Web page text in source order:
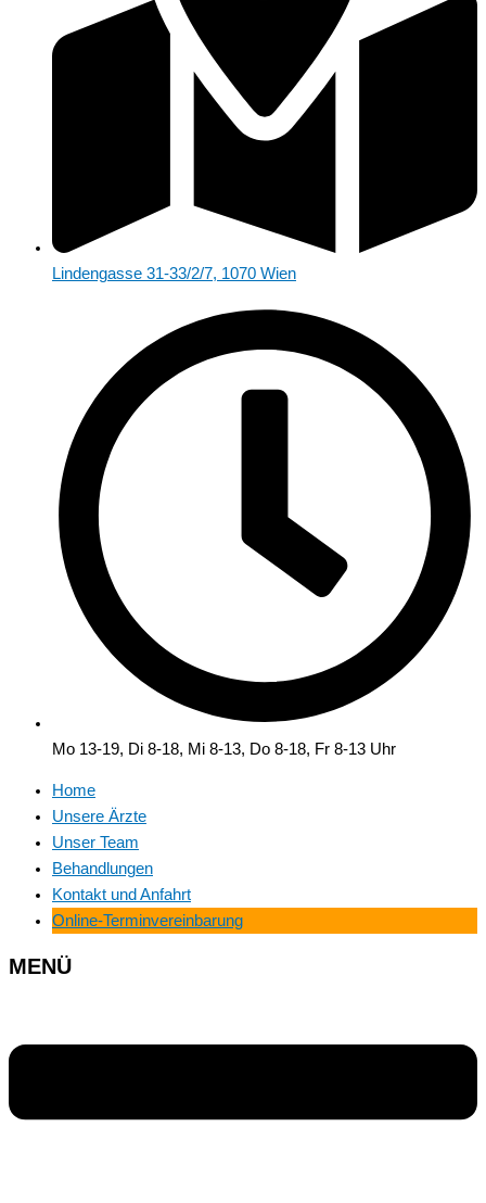
Lindengasse 31-33/2/7, 1070 Wien
Mo 13-19, Di 8-18, Mi 8-13, Do 8-18, Fr 8-13 Uhr
Home
Unsere Ärzte
Unser Team
Behandlungen
Kontakt und Anfahrt
Online-Terminvereinbarung